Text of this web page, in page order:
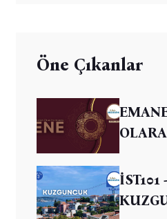
Öne Çıkanlar
İST101